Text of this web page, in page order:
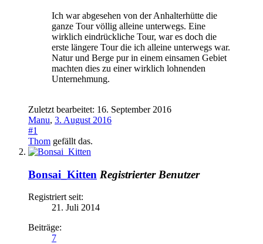
Ich war abgesehen von der Anhalterhütte die
ganze Tour völlig alleine unterwegs. Eine
wirklich eindrückliche Tour, war es doch die
erste längere Tour die ich alleine unterwegs war.
Natur und Berge pur in einem einsamen Gebiet
machten dies zu einer wirklich lohnenden
Unternehmung.
Zuletzt bearbeitet: 16. September 2016
Manu, 3. August 2016
#1
Thom gefällt das.
Bonsai_Kitten Registrierter Benutzer
Registriert seit:
21. Juli 2014
Beiträge:
7